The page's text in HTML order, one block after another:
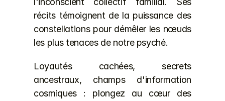
récits témoignent de la puissance des
constellations pour démêler les nœuds
les plus tenaces de notre psyché.
Loyautés cachées, secrets
ancestraux, champs d'information
cosmiques : plongez au cœur des